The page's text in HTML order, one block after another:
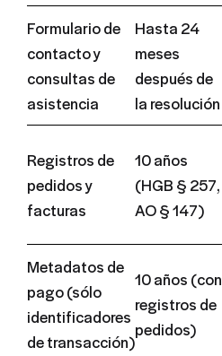
Formulario de
contacto y
consultas de
asistencia
Hasta 24
meses
después de
la resolución
Registros de
pedidos y
facturas
10 años
(HGB § 257,
AO § 147)
Metadatos de
pago (sólo
identificadores
de transacción)
10 años (con
registros de
pedidos)